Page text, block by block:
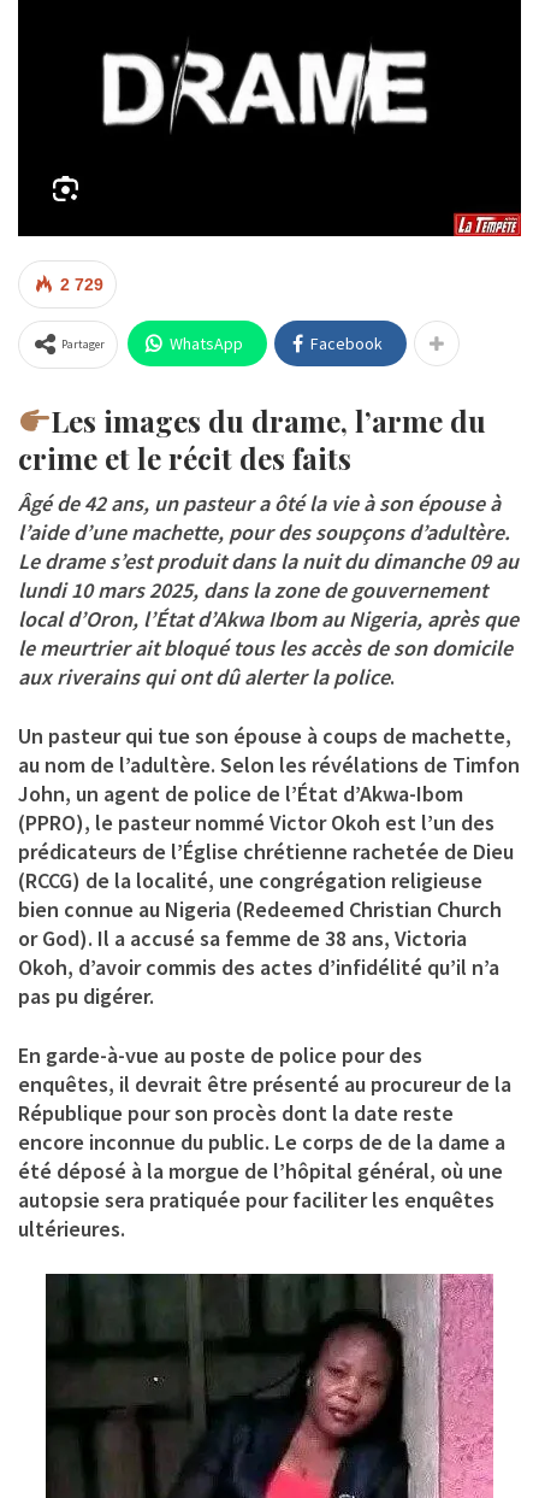
2 729
Partager WhatsApp Facebook
Les images du drame, l’arme du
crime et le récit des faits
Âgé de 42 ans, un pasteur a ôté la vie à son épouse à
l’aide d’une machette, pour des soupçons d’adultère.
Le drame s’est produit dans la nuit du dimanche 09 au
lundi 10 mars 2025, dans la zone de gouvernement
local d’Oron, l’État d’Akwa Ibom au Nigeria, après que
le meurtrier ait bloqué tous les accès de son domicile
aux riverains qui ont dû alerter la police.
Un pasteur qui tue son épouse à coups de machette,
au nom de l’adultère. Selon les révélations de Timfon
John, un agent de police de l’État d’Akwa-Ibom
(PPRO), le pasteur nommé Victor Okoh est l’un des
prédicateurs de l’Église chrétienne rachetée de Dieu
(RCCG) de la localité, une congrégation religieuse
bien connue au Nigeria (Redeemed Christian Church
or God). Il a accusé sa femme de 38 ans, Victoria
Okoh, d’avoir commis des actes d’infidélité qu’il n’a
pas pu digérer.
En garde-à-vue au poste de police pour des
enquêtes, il devrait être présenté au procureur de la
République pour son procès dont la date reste
encore inconnue du public. Le corps de de la dame a
été déposé à la morgue de l’hôpital général, où une
autopsie sera pratiquée pour faciliter les enquêtes
ultérieures.